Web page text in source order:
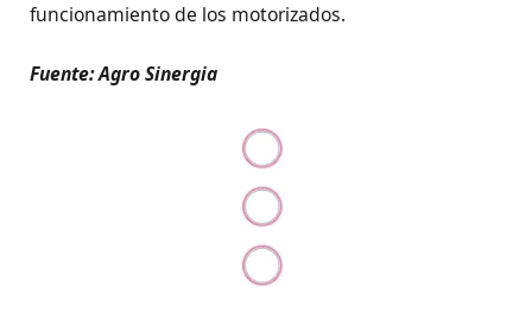
funcionamiento de los motorizados.
Fuente: Agro Sinergia